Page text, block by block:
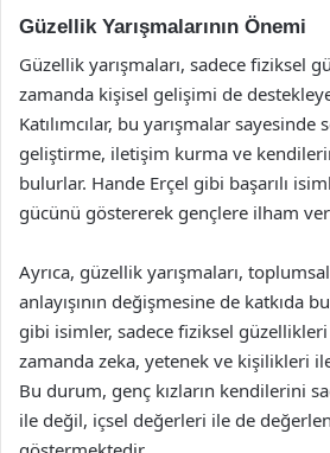
Güzellik Yarışmalarının Önemi
Güzellik yarışmaları, sadece fiziksel
zamanda kişisel gelişimi de
Katılımcılar, bu yarışmalar
geliştirme, iletişim kurma ve
bulurlar. Hande Erçel gibi başarılı
gücünü göstererek gençlere ilham
Ayrıca, güzellik yarışmaları,
anlayışının değişmesine de katkıda
gibi isimler, sadece fiziksel güzellikleri
zamanda zeka, yetenek ve kişilikleri
Bu durum, genç kızların kendilerini
ile değil, içsel değerleri ile de